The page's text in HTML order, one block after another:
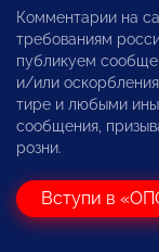
Комментарии на
требованиям
публикуем
и/или
тире и любыми
сообщения,
розни.
Вступи в